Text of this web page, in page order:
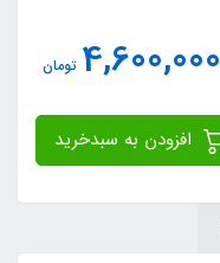
4,600,000 تومان